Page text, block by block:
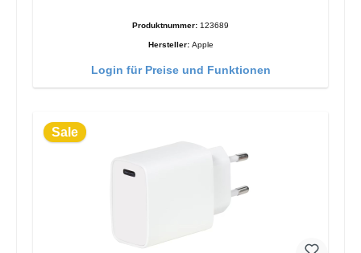
Produktnummer: 123689
Hersteller: Apple
Login für Preise und Funktionen
Sale